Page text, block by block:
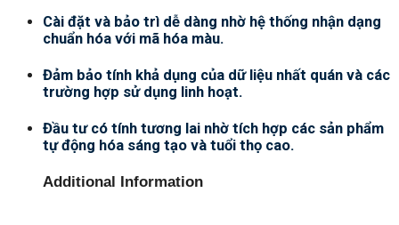
Cài đặt và bảo trì dễ dàng nhờ hệ thống nhận dạng
chuẩn hóa với mã hóa màu.
Đảm bảo tính khả dụng của dữ liệu nhất quán và các
trường hợp sử dụng linh hoạt.
Đầu tư có tính tương lai nhờ tích hợp các sản phẩm
tự động hóa sáng tạo và tuổi thọ cao.
Additional Information